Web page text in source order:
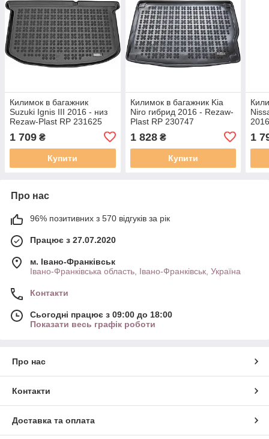
Килимок в багажник
Suzuki Ignis III 2016 - низ
Rezaw-Plast RP 231625
1 709 ₴
Купити
Килимок в багажник Kia
Niro гибрид 2016 - Rezaw-
Plast RP 230747
1 828₴
Купити
1
Про нас
96% позитивних з 570 відгуків за рік
Працює з 27.07.2020
м. Івано-Франківськ
Івано-Франківська область, Івано-Франківськ, Україна
Контакти
Сьогодні працює з 09:00 до 18:00
Показати весь графік роботи
Про нас
Контакти
Доставка та оплата